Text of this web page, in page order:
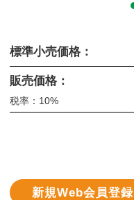
標準小売価格：
販売価格：
税率：10%
新規Web会員登録